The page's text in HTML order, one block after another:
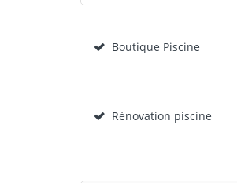
Boutique Piscine
Rénovation piscine